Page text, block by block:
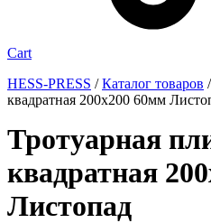
Cart
HESS-PRESS /Каталог товаров /
квадратная 200х200 60мм
Тротуарная
квадратная
Листопад